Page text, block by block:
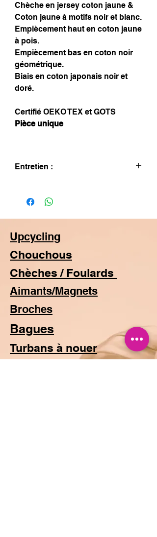
Chèche en jersey coton jaune &
Coton jaune à motifs noir et blanc.
Empiècement haut en coton jaune
à pois.
Empiècement bas en coton noir
géométrique.
Biais en coton japonais noir et
doré.
Certifié OEKO TEX et GOTS
Pièce unique
Entretien :
Upcycling
Chouchous
Chèches / Foulards
Aimants/Magnets
Broches
Bagues
Turbans à nouer